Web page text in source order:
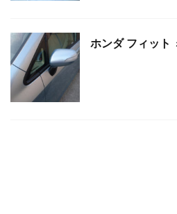
ホンダ フィット